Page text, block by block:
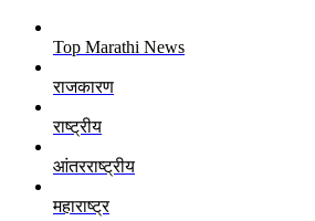
Top Marathi News
राजकारण
राष्ट्रीय
आंतरराष्ट्रीय
महाराष्ट्र